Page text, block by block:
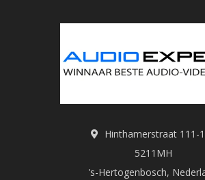
Hinthamerstraat 111-
5211MH
's-Hertogenbosch,